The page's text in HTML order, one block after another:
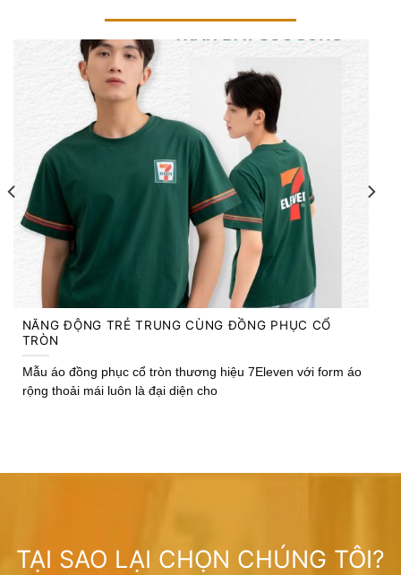
TẬP ĐOÀN TTC
Chặng đường hơn 40 năm hình thành và phát triển đã thể
hiện dấu ấn gầy dựng của Nhà Sáng
TẠI SAO LẠI CHỌN CHÚNG TÔI?